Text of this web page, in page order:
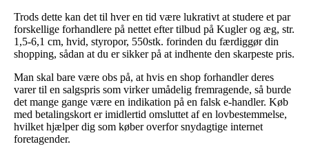
Trods dette kan det til hver en tid være lukrativt at studere et par
forskellige forhandlere på nettet efter tilbud på Kugler og æg, str.
1,5-6,1 cm, hvid, styropor, 550stk. forinden du færdiggør din
shopping, sådan at du er sikker på at indhente den skarpeste pris.
Man skal bare være obs på, at hvis en shop forhandler deres
varer til en salgspris som virker umådelig fremragende, så burde
det mange gange være en indikation på en falsk e-handler. Køb
med betalingskort er imidlertid omsluttet af en lovbestemmelse,
hvilket hjælper dig som køber overfor snydagtige internet
foretagender.